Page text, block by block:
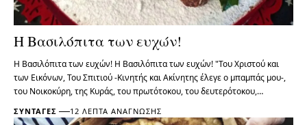
Η Βασιλόπιτα των ευχών!
Η Βασιλόπιτα των ευχών! Η Βασιλόπιτα των ευχών! "Του Χριστού και
των Εικόνων, Του Σπιτιού -Κινητής και Ακίνητης έλεγε ο μπαμπάς μου-,
του Νοικοκύρη, της Κυράς, του πρωτότοκου, του δευτερότοκου,…
ΣΥΝΤΑΓΈΣ 12 ΛΕΠΤΆ ΑΝΆΓΝΩΣΗΣ